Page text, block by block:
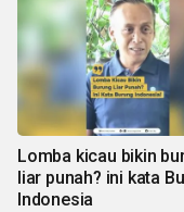
Lomba kicau bikin
liar punah? ini kata
Indonesia